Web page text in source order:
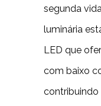
segunda
luminária
LED que
com baixo
contribuindo